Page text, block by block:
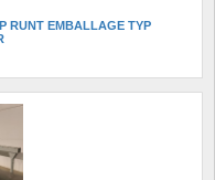
RUNT EMBALLAGE TYP